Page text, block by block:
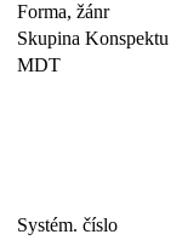
Forma, žánr
Skupina Konspektu
MDT
Systém. číslo